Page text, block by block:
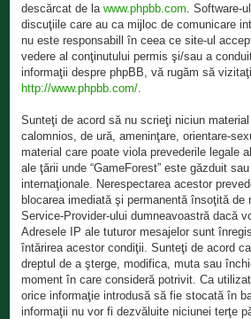
descărcat de lawww.phpbb.com . Software-
discuţiile care au ca mijloc de comunicare
nu este responsabill în ceea ce site-ul
vedere al conţinutului permis şi/sau a
informaţii despre phpBB, vă rugăm să
http://www.phpbb.com/
Sunteţi de acord să nu scrieţi niciun
calomnios, de ură, ameninţare, orientare-
material care poate viola prevederile legale
ale ţării unde “GameForest” este găzduit
internaţionale. Nerespectarea acestor
blocarea imediată şi permanentă însoţită de
Service-Provider-ului dumneavoastră dacă
Adresele IP ale tuturor mesajelor sunt
întărirea acestor condiţii. Sunteţi de acord
dreptul de a şterge, modifica, muta sau
moment în care consideră potrivit. Ca
orice informaţie introdusă să fie stocată în
informaţii nu vor fi dezvăluite niciunei terţe